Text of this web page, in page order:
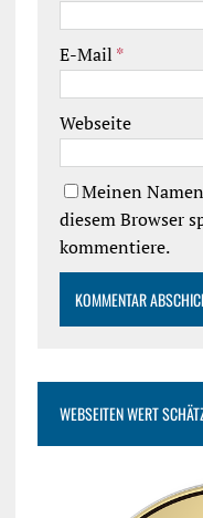
E-Mail *
Webseite
Meinen
diesem Browser
kommentiere.
WEBSEITEN WERT